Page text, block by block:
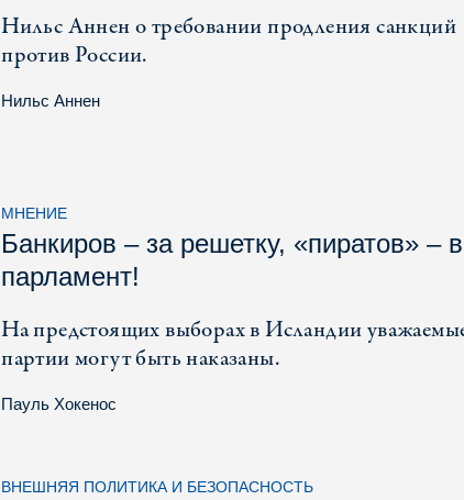
Нильс Аннен о требовании продления санкций
против России.
Нильс Аннен
МНЕНИЕ
Банкиров – за решетку, «пиратов» – в
парламент!
На предстоящих выборах в Исландии
партии могут быть наказаны.
Пауль Хокенос
ВНЕШНЯЯ ПОЛИТИКА И БЕЗОПАСНОСТЬ